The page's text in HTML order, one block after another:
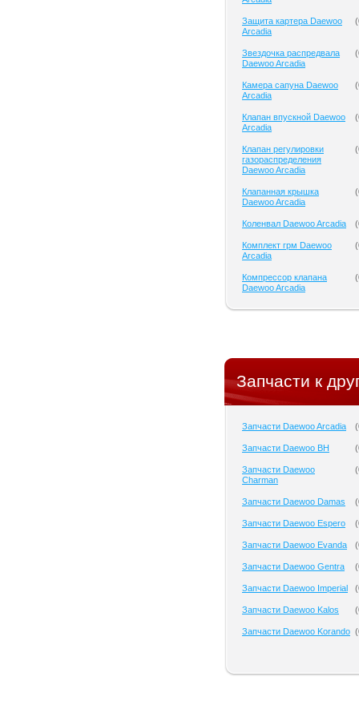
Защита картера Daewoo
Arcadia
(
Звездочка распредвала
Daewoo Arcadia
(
Камера сапуна Daewoo
Arcadia
(
Клапан впускной Daewoo
Arcadia
(
Клапан регулировки
газораспределения
Daewoo Arcadia
(
Клапанная крышка
Daewoo Arcadia
(
Коленвал Daewoo Arcadia (
Комплект грм Daewoo
Arcadia
(
Компрессор клапана
Daewoo Arcadia
(
Запчасти к
Запчасти Daewoo Arcadia (
Запчасти Daewoo BH (
Запчасти Daewoo
Charman
(
Запчасти Daewoo Damas (
Запчасти Daewoo Espero (
Запчасти Daewoo Evanda (
Запчасти Daewoo Gentra (
Запчасти Daewoo Imperial (
Запчасти Daewoo Kalos (
Запчасти Daewoo Korando (